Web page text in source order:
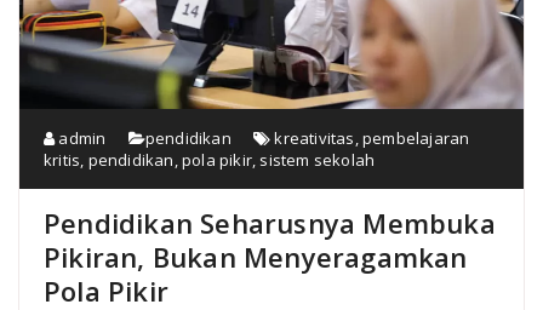
admin pendidikan kreativitas,pembelajaran
kritis, pendidikan,pola pikir, sistem sekolah
Pendidikan Seharusnya Membuka
Pikiran, Bukan Menyeragamkan
Pola Pikir